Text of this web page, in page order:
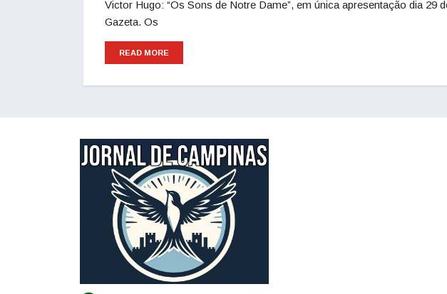
Victor Hugo: “Os Sons de Notre Dame”, em única apresentação dia 29
Gazeta. Os
READ MORE